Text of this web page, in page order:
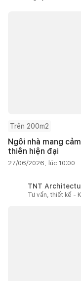
Trên 200m2
Ngôi nhà mang
thiên hiện đại
27/06/2026, lúc 10:00
TNT
Tư vấn, thiết kế -